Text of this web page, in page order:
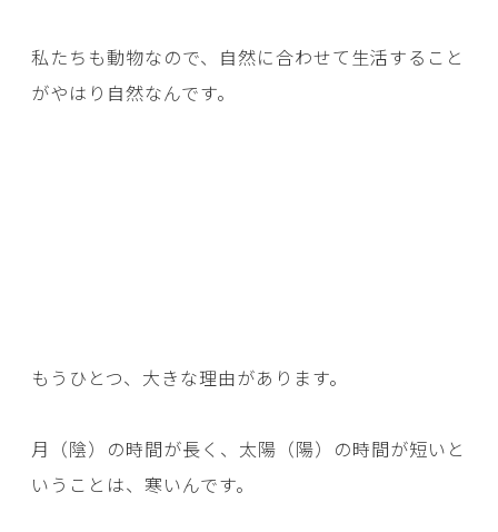
私たちも動物なので、自然に合わせて生活すること
がやはり自然なんです。
もうひとつ、大きな理由があります。
月（陰）の時間が長く、太陽（陽）の時間が短いと
いうことは、寒いんです。